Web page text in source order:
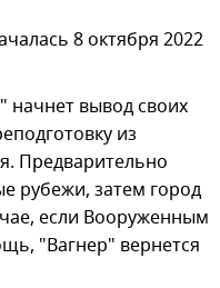
8 октября 2022
начнет вывод своих
из
Предварительно
рубежи, затем город
если Вооруженным
"Вагнер" вернется